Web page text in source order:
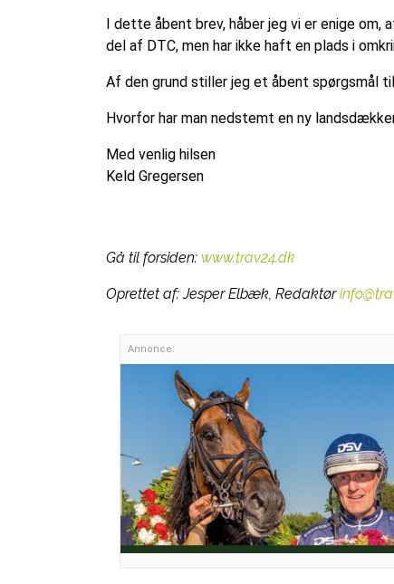
I dette åbent brev, håber jeg vi er enige
del af DTC, men har ikke haft en plads i
Af den grund stiller jeg et åbent spørgsmål
Hvorfor har man nedstemt en ny
Med venlig hilsen
Keld Gregersen
Gå til forsiden: www.trav24.dk
Oprettet af:Jesper Elbæk, Redaktør
Annonce: